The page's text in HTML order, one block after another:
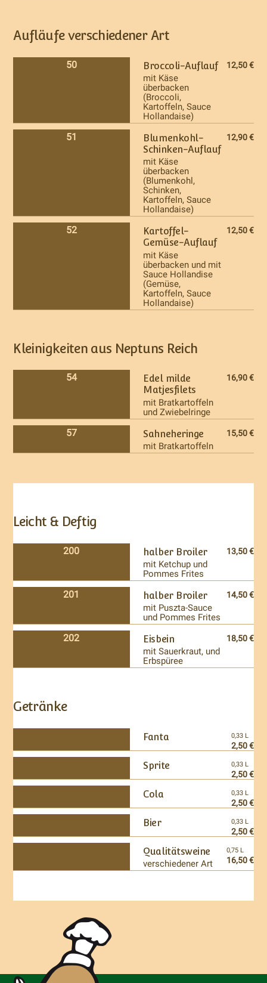
Aufläufe verschiedener Art
50 Broccoli-Auflauf
mit Käse
überbacken
(Broccoli,
Kartoffeln, Sauce
Hollandaise)
12,50 €
51
Blumenkohl-
Schinken-Auflauf
mit Käse
überbacken
(Blumenkohl,
Schinken,
Kartoffeln, Sauce
Hollandaise)
12,90 €
52
Kartoffel-
Gemüse-Auflauf
mit Käse
überbacken und mit
Sauce Hollandise
(Gemüse,
Kartoffeln, Sauce
Hollandaise)
12,50 €
Kleinigkeiten aus Neptuns Reich
54
Edel milde
Matjesfilets
mit Bratkartoffeln
und Zwiebelringe
16,90 €
57 Sahneheringe
mit Bratkartoffeln
15,50 €
Leicht & Deftig
200 halber Broiler
mit Ketchup und
Pommes Frites
13,50 €
201 halber Broiler
mit Puszta-Sauce
und Pommes Frites
14,50 €
202 Eisbein
mit Sauerkraut, und
Erbspüree
18,50 €
Getränke
Fanta 0,33 L
2,50 €
Sprite 0,33 L
2,50 €
Cola 0,33 L
2,50 €
Bier 0,33 L
2,50 €
Qualitätsweine
verschiedener Art
0,75 L
16,50 €